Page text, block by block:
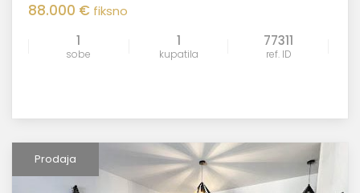
88.000 € fiksno
1
sobe
1
kupatila
77311
ref. ID
Prodaja